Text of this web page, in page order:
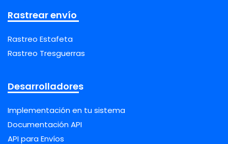
Rastrear envío
Rastreo Estafeta
Rastreo Tresguerras
Desarrolladores
Implementación en tu sistema
Documentación API
API para Envíos